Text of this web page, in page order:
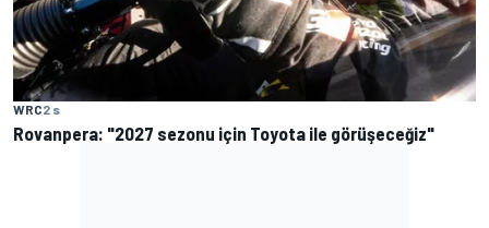
WRC2 s
Rovanpera: "2027 sezonu için Toyota ile görüşeceğiz"